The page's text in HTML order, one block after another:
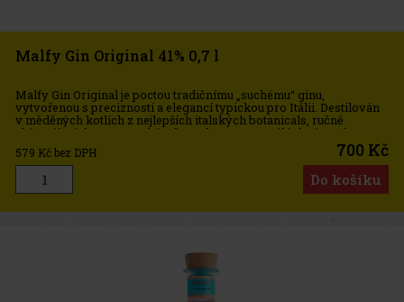
Malfy Gin Original 41% 0,7 l
Malfy Gin Original je poctou tradičnímu „suchému“ ginu,
vytvořenou s precizností a elegancí typickou pro Itálii. Destilován
v měděných kotlích z nejlepších italských botanicals, ručně
sbíraného jalovce z Toskánska a sluncem vyzrálých citronů z
pobřež
579 Kč bez DPH 700 Kč
Do košíku